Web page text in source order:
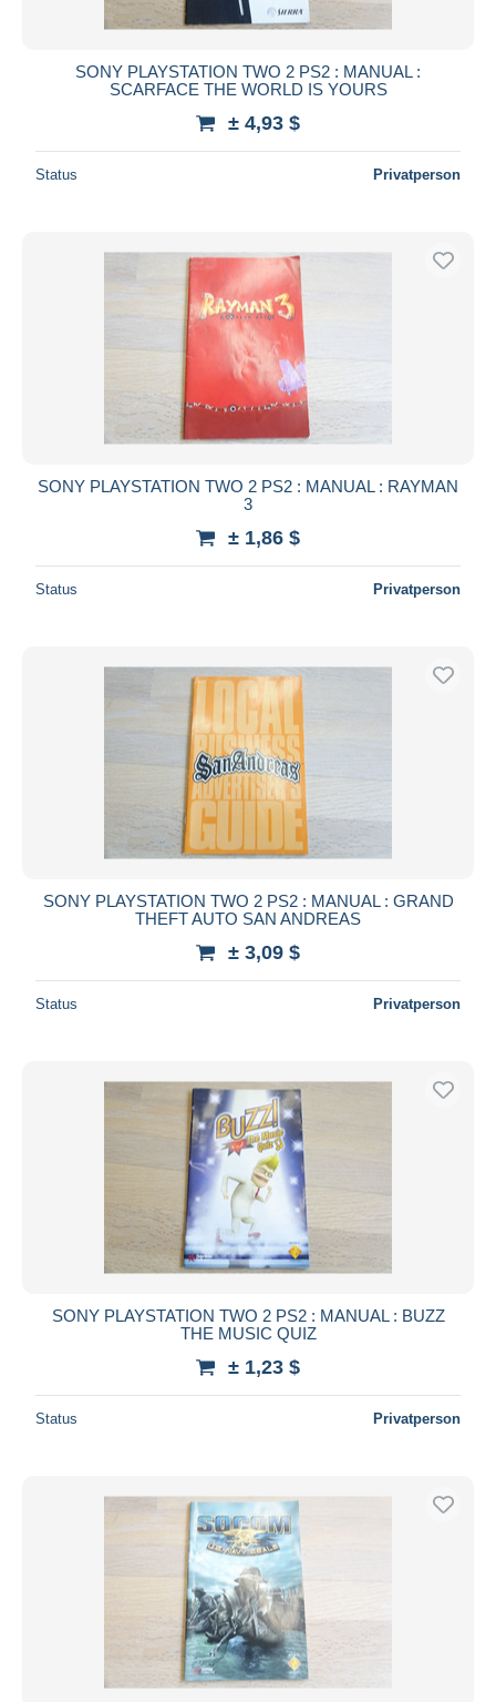
SONY PLAYSTATION TWO 2 PS2 : MANUAL :
SCARFACE THE WORLD IS YOURS
± 4,93 $
Status Privatperson
SONY PLAYSTATION TWO 2 PS2 : MANUAL : RAYMAN
3
± 1,86 $
Status Privatperson
SONY PLAYSTATION TWO 2 PS2 : MANUAL : GRAND
THEFT AUTO SAN ANDREAS
± 3,09 $
Status Privatperson
SONY PLAYSTATION TWO 2 PS2 : MANUAL : BUZZ
THE MUSIC QUIZ
± 1,23 $
Status Privatperson